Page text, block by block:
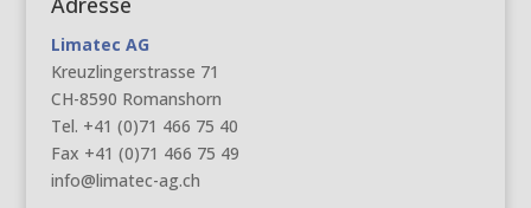
Limatec AG
Kreuzlingerstrasse 71
CH-8590 Romanshorn
Tel. +41 (0)71 466 75 40
Fax +41 (0)71 466 75 49
info@limatec-ag.ch